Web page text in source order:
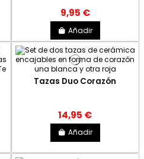
9,95 €
Añadir
Tazas Duo Corazón
14,95 €
Añadir